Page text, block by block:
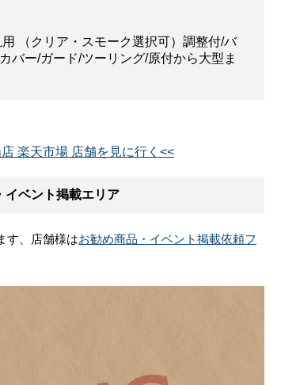
（クリア・スモーク選択可）調整付/バ
バー/ガード/ツーリング/原付から大型ま
楽天市場 店舗を見に行く<<
ベント掲載エリア
す、店舗様はお勧め商品・イベント掲載依頼フ